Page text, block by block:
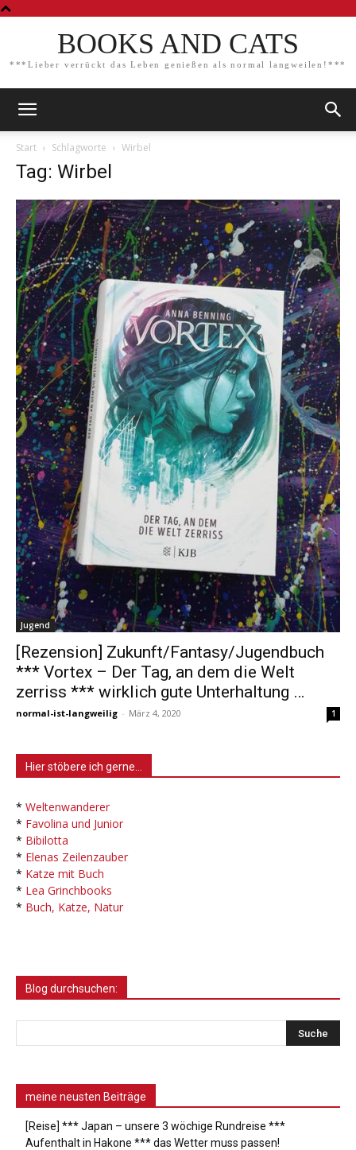
BOOKS AND CATS
***Lieber verrückt das Leben genießen als normal langweilen!***
Start Schlagworte Wirbel
Tag: Wirbel
Jugend
[Rezension] Zukunft/Fantasy/Jugendbuch
*** Vortex – Der Tag, an dem die Welt
zerriss *** wirklich gute Unterhaltung …
normal-ist-langweilig - März 4, 2020 1
Hier stöbere ich gerne…
* Weltenwanderer
* Favolina und Junior
* Bibilotta
* Elenas Zeilenzauber
* Katze mit Buch
* Lea Grinchbooks
* Buch, Katze, Natur
Blog durchsuchen:
meine neusten Beiträge
[Reise] *** Japan – unsere 3 wöchige Rundreise ***
Aufenthalt in Hakone *** das Wetter muss passen!